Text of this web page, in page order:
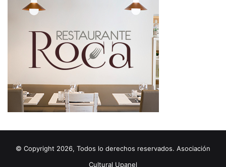
© Copyright 2026, Todos lo derechos reservados. Asociación
Cultural Upanel